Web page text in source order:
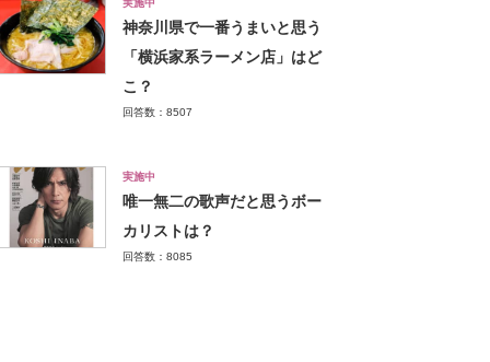
実施中
神奈川県で一番うまいと思う
「横浜家系ラーメン店」はど
こ？
回答数：8507
実施中
唯一無二の歌声だと思うボー
カリストは？
回答数：8085